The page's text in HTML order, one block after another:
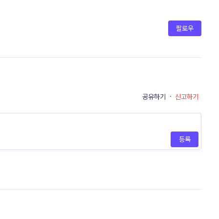
팔로우
공유하기 · 신고하기
등록